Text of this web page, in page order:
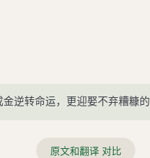
逆转命运，更迎娶不弃糟糠
原文和翻译 对比